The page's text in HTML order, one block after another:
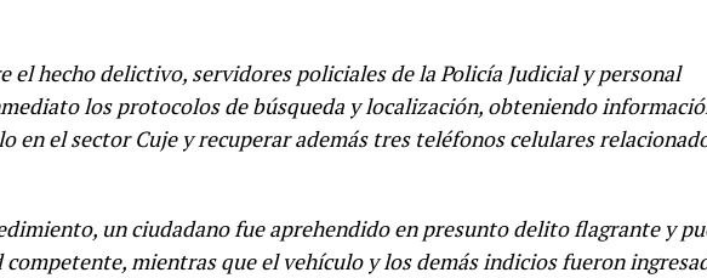
el hecho delictivo, servidores policiales de la Policía Judicial y personal
los protocolos de búsqueda y localización, obteniendo
en el sector Cuje y recuperar además tres teléfonos celulares
un ciudadano fue aprehendido en presunto delito flagrante y
mientras que el vehículo y los demás indicios fueron